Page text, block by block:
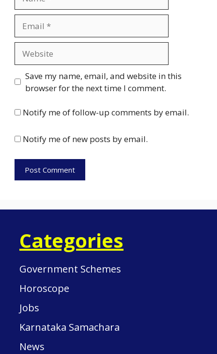
Save my name, email, and website in this
browser for the next time I comment.
Notify me of follow-up comments by email.
Notify me of new posts by email.
Categories
Government Schemes
Horoscope
Jobs
Karnataka Samachara
News